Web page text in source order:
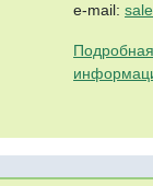
e-mail: